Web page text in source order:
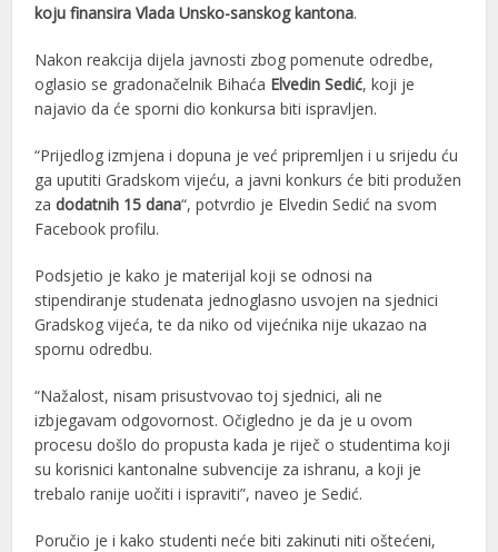
koju finansira Vlada Unsko-sanskog kantona.
Nakon reakcija dijela javnosti zbog pomenute odredbe,
oglasio se gradonačelnik Bihaća Elvedin Sedić, koji je
najavio da će sporni dio konkursa biti ispravljen.
“Prijedlog izmjena i dopuna je već pripremljen i u srijedu ću
ga uputiti Gradskom vijeću, a javni konkurs će biti produžen
zadodatnih 15 dana“, potvrdio je Elvedin Sedić na svom
Facebook profilu.
Podsjetio je kako je materijal koji se odnosi na
stipendiranje studenata jednoglasno usvojen na sjednici
Gradskog vijeća, te da niko od vijećnika nije ukazao na
spornu odredbu.
“Nažalost, nisam prisustvovao toj sjednici, ali ne
izbjegavam odgovornost. Očigledno je da je u ovom
procesu došlo do propusta kada je riječ o studentima koji
su korisnici kantonalne subvencije za ishranu, a koji je
trebalo ranije uočiti i ispraviti”, naveo je Sedić.
Poručio je i kako studenti neće biti zakinuti niti oštećeni,